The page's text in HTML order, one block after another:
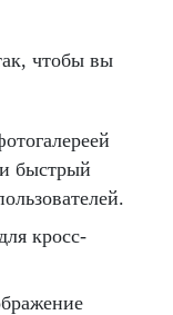
чтобы вы
быстрый
кросс-